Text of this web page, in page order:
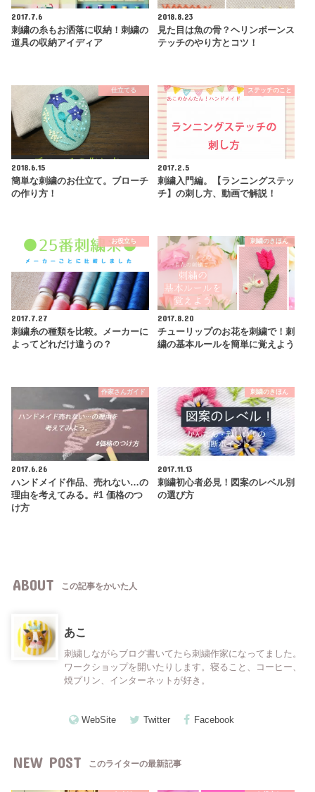
2017.7.6
刺繍の糸もお洒落に収納！刺繍の
道具の収納アイディア
2018.8.23
見た目は魚の骨？ヘリンボーンス
テッチのやり方とコツ！
仕立てる
2018.6.15
簡単な刺繍のお仕立て。ブローチ
の作り方！
ステッチのこと
2017.2.5
刺繍入門編。【ランニングステッ
チ】の刺し方、動画で解説！
お役立ち
2017.7.27
刺繍糸の種類を比較。メーカーに
よってどれだけ違うの？
刺繍のきほん
2017.8.20
チューリップのお花を刺繍で！刺
繍の基本ルールを簡単に覚えよう
作家さんガイド
2017.6.26
ハンドメイド作品、売れない…の
理由を考えてみる。#1 価格のつ
け方
刺繍のきほん
2017.11.13
刺繍初心者必見！図案のレベル別
の選び方
ABOUT この記事をかいた人
あこ
刺繍しながらブログ書いてたら刺繍作家になってました。
ワークショップを開いたりします。寝ること、コーヒー、
焼プリン、インターネットが好き。
WebSite Twitter Facebook
NEW POST このライターの最新記事